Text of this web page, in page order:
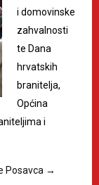
i domovinske
zahvalnosti
te Dana
hrvatskih
branitelja,
Općina
i
Posavca →